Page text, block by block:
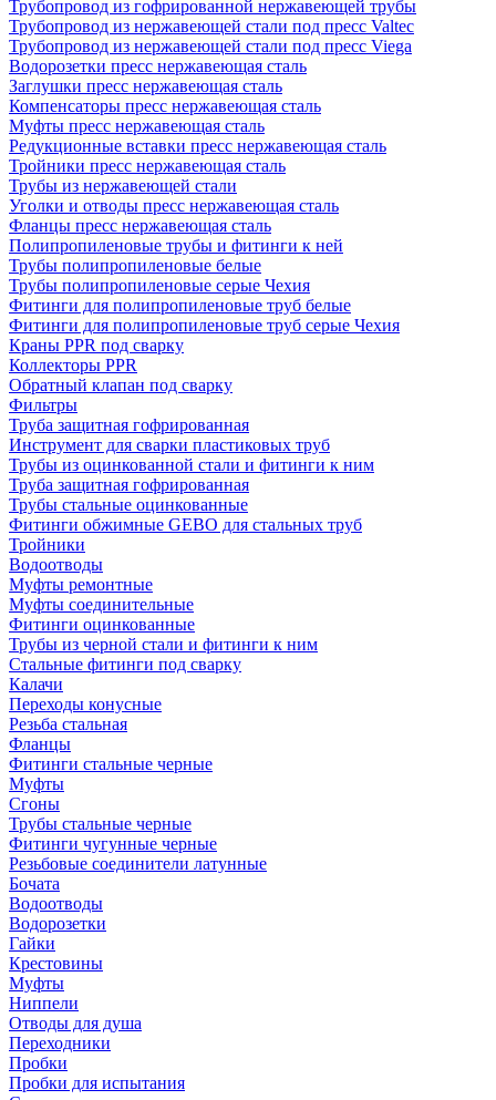
Трубопровод из гофрированной нержавеющей трубы
Трубопровод из нержавеющей стали под пресс Valtec
Трубопровод из нержавеющей стали под пресс Viega
Водорозетки пресс нержавеющая сталь
Заглушки пресс нержавеющая сталь
Компенсаторы пресс нержавеющая сталь
Муфты пресс нержавеющая сталь
Редукционные вставки пресс нержавеющая сталь
Тройники пресс нержавеющая сталь
Трубы из нержавеющей стали
Уголки и отводы пресс нержавеющая сталь
Фланцы пресс нержавеющая сталь
Полипропиленовые трубы и фитинги к ней
Трубы полипропиленовые белые
Трубы полипропиленовые серые Чехия
Фитинги для полипропиленовые труб белые
Фитинги для полипропиленовые труб серые Чехия
Краны PPR под сварку
Коллекторы PPR
Обратный клапан под сварку
Фильтры
Труба защитная гофрированная
Инструмент для сварки пластиковых труб
Трубы из оцинкованной стали и фитинги к ним
Труба защитная гофрированная
Трубы стальные оцинкованные
Фитинги обжимные GEBO для стальных труб
Тройники
Водоотводы
Муфты ремонтные
Муфты соединительные
Фитинги оцинкованные
Трубы из черной стали и фитинги к ним
Стальные фитинги под сварку
Калачи
Переходы конусные
Резьба стальная
Фланцы
Фитинги стальные черные
Муфты
Сгоны
Трубы стальные черные
Фитинги чугунные черные
Резьбовые соединители латунные
Бочата
Водоотводы
Водорозетки
Гайки
Крестовины
Муфты
Ниппели
Отводы для душа
Переходники
Пробки
Пробки для испытания